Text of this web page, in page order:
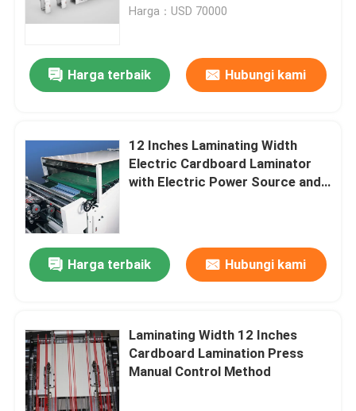
Harga：USD 70000
Harga terbaik Hubungi kami
12 Inches Laminating Width
Electric Cardboard Laminator
with Electric Power Source and
Harga terbaik Hubungi kami
Laminating Width 12 Inches
Cardboard Lamination Press
Manual Control Method